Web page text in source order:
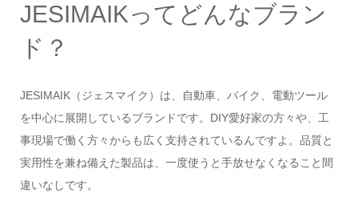
JESIMAIKってどんなブラン
ド？
JESIMAIK（ジェスマイク）は、自動車、バイク、電動ツール
を中心に展開しているブランドです。DIY愛好家の方々や、工
事現場で働く方々からも広く支持されているんですよ。品質と
実用性を兼ね備えた製品は、一度使うと手放せなくなること間
違いなしです。